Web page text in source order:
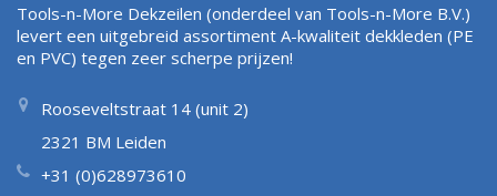
Tools-n-More Dekzeilen (onderdeel van Tools-n-More B.V.)
levert een uitgebreid assortiment A-kwaliteit dekkleden (PE
en PVC) tegen zeer scherpe prijzen!
Rooseveltstraat 14 (unit 2)
2321 BM Leiden
+31 (0)628973610